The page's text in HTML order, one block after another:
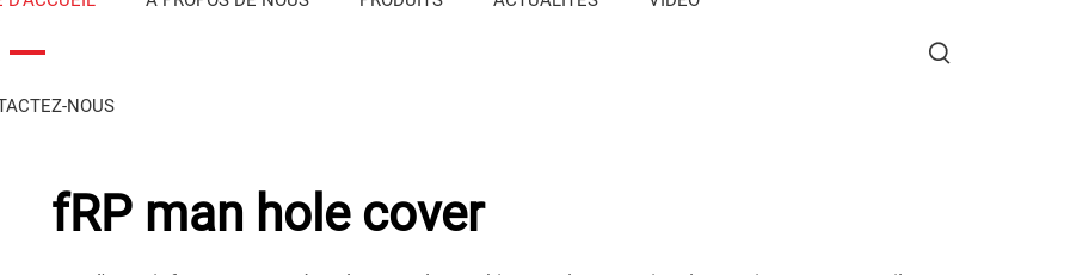
NOUS
fRP man hole cover